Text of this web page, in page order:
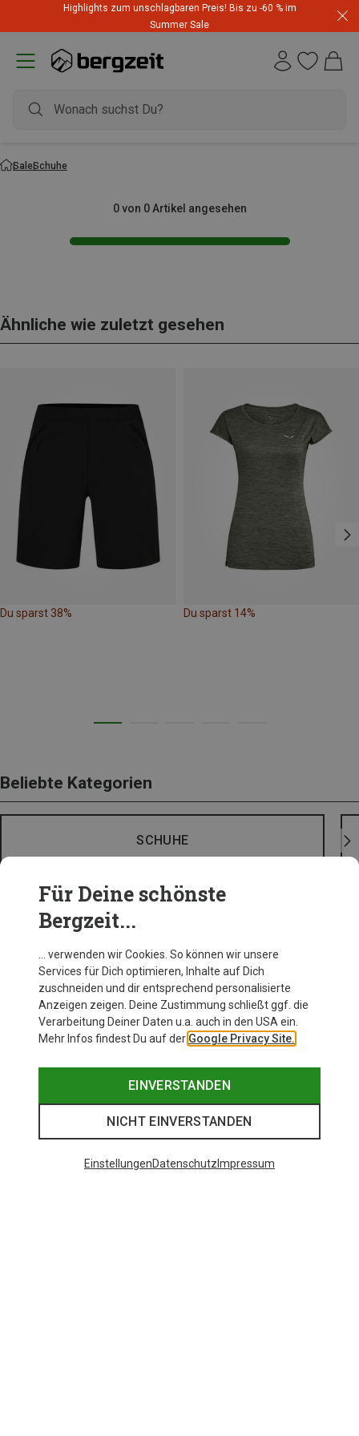
Highlights zum unschlagbaren Preis! Bis zu -60 % im
Summer Sale
SaleSchuhe
0 von 0 Artikel angesehen
Ähnliche wie zuletzt gesehen
Du sparst 38% Du sparst 14%
Beliebte Kategorien
SCHUHE
Für Deine schönste
Bergzeit...
… verwenden wir Cookies. So können wir unsere
Services für Dich optimieren, Inhalte auf Dich
zuschneiden und dir entsprechend personalisierte
Anzeigen zeigen. Deine Zustimmung schließt ggf. die
Verarbeitung Deiner Daten u.a. auch in den USA ein.
Mehr Infos findest Du auf der Google Privacy Site.
EINVERSTANDEN
NICHT EINVERSTANDEN
EinstellungenDatenschutz Impressum